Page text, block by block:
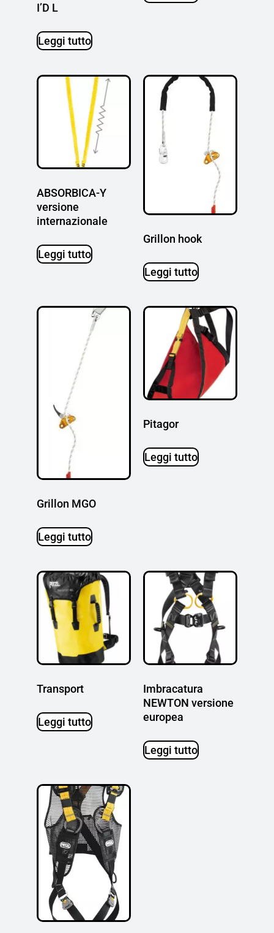
I’D L
Leggi tutto
ABSORBICA-Y
versione
internazionale
Leggi tutto
Grillon hook
Leggi tutto
Grillon MGO
Leggi tutto
Pitagor
Leggi tutto
Transport
Leggi tutto
Imbracatura
NEWTON versione
europea
Leggi tutto